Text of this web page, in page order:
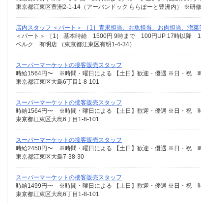
東京都江東区豊洲2-1-14（アーバンドック ららぽーと豊洲内） ※研
店内スタッフ ＜パート＞ ［1］青果担当、お魚担当、お肉担当、惣
ベルク 有明店 （東京都江東区有明1-4-34）
スーパーマーケットの接客販売スタッフ
時給1564円〜 ※時間・曜日による 【土日】歓迎・優遇 ※日・祝
東京都江東区大島6丁目1-8-101
スーパーマーケットの接客販売スタッフ
時給1564円〜 ※時間・曜日による 【土日】歓迎・優遇 ※日・祝
東京都江東区大島6丁目1-8-101
スーパーマーケットの接客販売スタッフ
時給2450円〜 ※時間・曜日による 【土日】歓迎・優遇 ※日・祝
東京都江東区大島7-38-30
スーパーマーケットの接客販売スタッフ
東京都江東区大島6丁目1-8-101